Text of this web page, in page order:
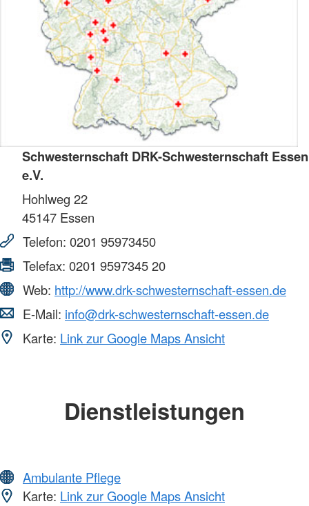
Schwesternschaft DRK-Schwesternschaft Essen
e.V.
Hohlweg 22
45147 Essen
Telefon: 0201 95973450
Telefax: 0201 9597345 20
Web: http://www.drk-schwesternschaft-essen.de
E-Mail: info@drk-schwesternschaft-essen.de
Karte: Link zur Google Maps Ansicht
Dienstleistungen
Ambulante Pflege
Karte: Link zur Google Maps Ansicht